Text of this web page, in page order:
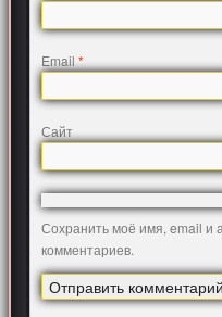
Email*
Сайт
Сохранить моё имя, email и
комментариев.